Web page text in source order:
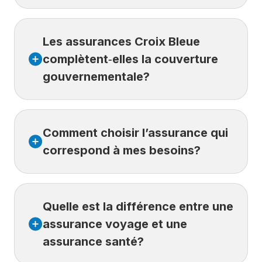
voyage, santé et vie, conçues pour
répondre aux besoins des particuliers à
différentes étapes de leur vie, ici comme
ailleurs.
Les assurances Croix Bleue
complètent‑elles la couverture
gouvernementale?
conçues pour compléter la couverture
offerte par les régimes gouvernementaux,
Comment choisir l’assurance qui
correspond à mes besoins?
situation : un voyage à l’extérieur de votre
province, des besoins en santé non couverts
par le régime public ou une protection
Quelle est la différence entre une
assurance voyage et une
assurance santé?